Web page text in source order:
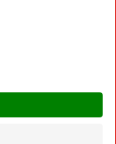
und noch
alle Angebote aus Ihrer